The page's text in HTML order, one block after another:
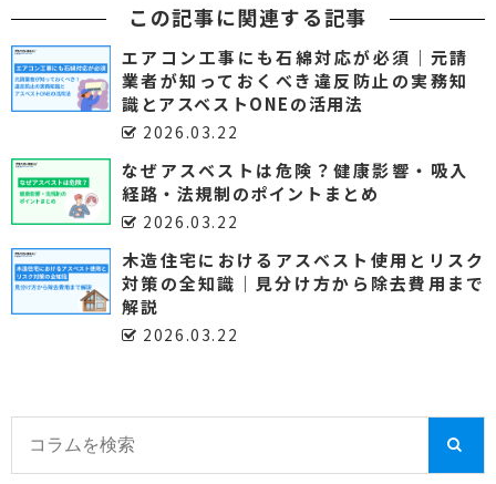
この記事に関連する記事
エアコン工事にも石綿対応が必須｜元請
業者が知っておくべき違反防止の実務知
識とアスベストONEの活用法
2026.03.22
なぜアスベストは危険？健康影響・吸入
経路・法規制のポイントまとめ
2026.03.22
木造住宅におけるアスベスト使用とリスク
対策の全知識｜見分け方から除去費用まで
解説
2026.03.22